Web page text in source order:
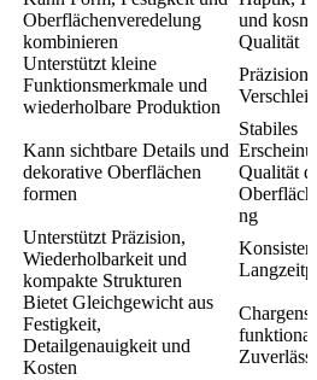
Oberflächenveredelung
kombinieren
und
Qualität
Unterstützt kleine
Funktionsmerkmale und
wiederholbare Produktion
Präzision
Kann sichtbare Details und
dekorative Oberflächen
formen
Stabiles
Qualität
ng
Unterstützt Präzision,
Wiederholbarkeit und
kompakte Strukturen
Bietet Gleichgewicht aus
Festigkeit,
Detailgenauigkeit und
Kosten